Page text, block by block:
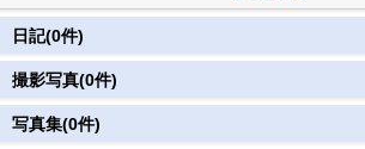
日記(0件)
撮影写真(0件)
写真集(0件)